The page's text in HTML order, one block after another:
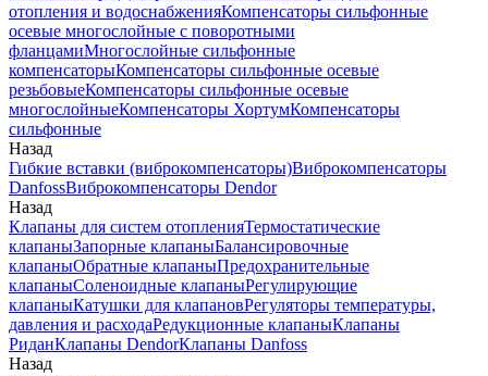
отопления и водоснабженияКомпенсаторы сильфонные
осевые многослойные с поворотными
фланцамиМногослойные сильфонные
компенсаторыКомпенсаторы сильфонные осевые
резьбовыеКомпенсаторы сильфонные осевые
многослойныеКомпенсаторы ХортумКомпенсаторы
сильфонные
Назад
Гибкие вставки (виброкомпенсаторы)Виброкомпенсаторы
DanfossВиброкомпенсаторы Dendor
Назад
Клапаны для систем отопленияТермостатические
клапаныЗапорные клапаныБалансировочные
клапаныОбратные клапаныПредохранительные
клапаныСоленоидные клапаныРегулирующие
клапаныКатушки для клапановРегуляторы температуры,
давления и расходаРедукционные клапаныКлапаны
РиданКлапаны DendorКлапаны Danfoss
Назад